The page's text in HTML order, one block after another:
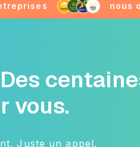
nous ont
vous.
Juste un appel.